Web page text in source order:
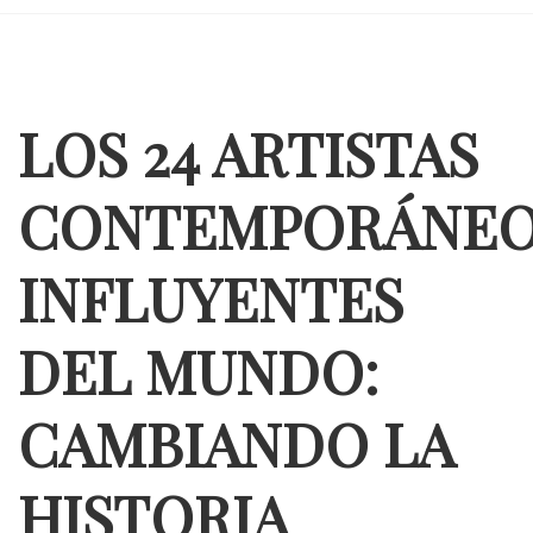
LOS 24 ARTISTAS
INFLUYENTES
DEL MUNDO:
CAMBIANDO LA
HISTORIA